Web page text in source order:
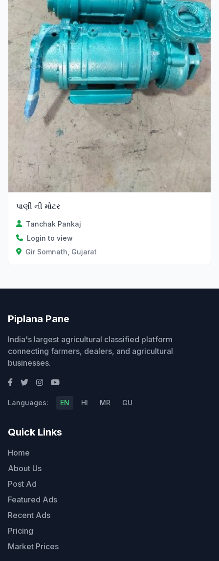
પાણી ની મોટર
Tanchak Pankaj
Login to view
Gir Somnath, Gujarat
Piplana Pane
India's largest agricultural classified platform
connecting farmers, dealers, and agricultural
businesses.
Languages: EN HI MR GU
Quick Links
Home
About Us
Post Ad
Featured Ads
Recent Ads
Pricing
Market Prices